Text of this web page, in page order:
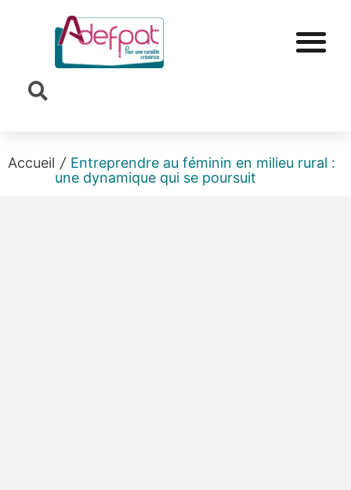
Accueil / Entreprendre au féminin en milieu rural :
une dynamique qui se poursuit